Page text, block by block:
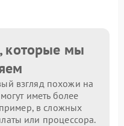
которые мы
взгляд похожи на
иметь более
в сложных
или процессора.